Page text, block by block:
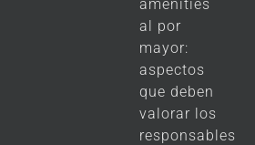
amenities
al por
mayor:
aspectos
que deben
valorar los
responsables